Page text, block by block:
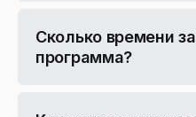
Сколько времени
программа?